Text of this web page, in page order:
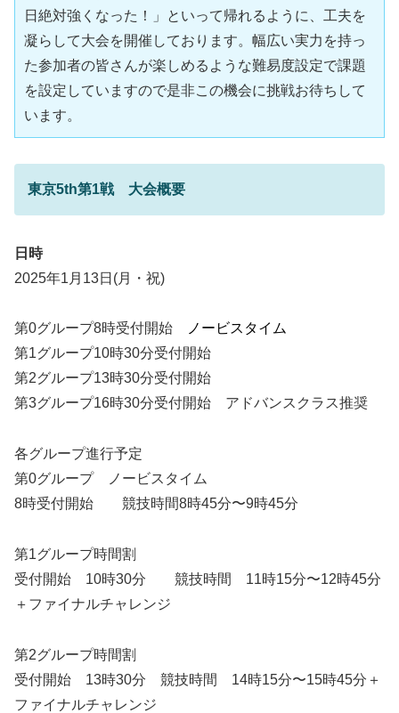
日絶対強くなった！」といって帰れるように、工夫を
凝らして大会を開催しております。幅広い実力を持っ
た参加者の皆さんが楽しめるような難易度設定で課題
を設定していますので是非この機会に挑戦お待ちして
います。
東京5th第1戦 大会概要
日時
2025年1月13日(月・祝)
第0グループ8時受付開始
ノービスタイム
第1グループ10時30分受付開始
第2グループ13時30分受付開始
第3グループ16時30分受付開始 アドバンスクラス推奨
各グループ進行予定
第0グループ ノービスタイム
8時受付開始 競技時間8時45分〜9時45分
第1グループ時間割
受付開始 10時30分 競技時間 11時15分〜12時45分
＋ファイナルチャレンジ
第2グループ時間割
受付開始 13時30分 競技時間 14時15分〜15時45分＋
ファイナルチャレンジ